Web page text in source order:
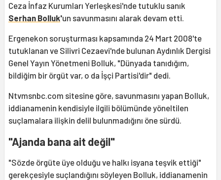
Ceza İnfaz Kurumları Yerleşkesi'nde tutuklu sanık
Serhan Bolluk'un savunmasını alarak devam etti.
Ergenekon soruşturması kapsamında 24 Mart 2008'te
tutuklanan ve Silivri Cezaevi'nde bulunan Aydınlık Dergisi
Genel Yayın Yönetmeni Bolluk, "Dünyada tanıdığım,
bildiğim bir örgüt var, o da İşçi Partisi'dir" dedi.
Ntvmsnbc.com sitesine göre, savunmasını yapan Bolluk,
iddianamenin kendisiyle ilgili bölümünde yöneltilen
suçlamalara ilişkin delil bulunmadığını öne sürdü.
"Ajanda bana ait değil"
"Sözde örgüte üye olduğu ve halkı isyana teşvik ettiği"
gerekçesiyle suçlandığını söyleyen Bolluk, iddianamenin